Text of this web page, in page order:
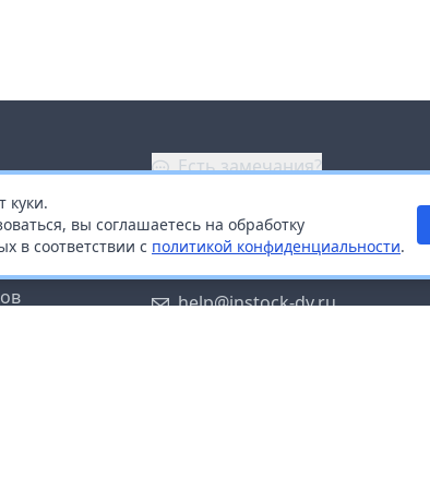
куки.
вы соглашаетесь на обработку
в соответствии с политикой конфиденциальности.
Есть замечания?
Заказать звонок
help@instock-dv.ru